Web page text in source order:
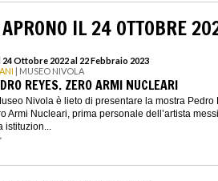
IL 24 OTTOBRE
24 Ottobre 2022 al 22 Febbraio 2023
| MUSEO NIVOLA
REYES. ZERO ARMI NUCLEARI
Nivola è lieto di presentare la mostra Pedro
Armi Nucleari, prima personale dell’artista
istituzion...